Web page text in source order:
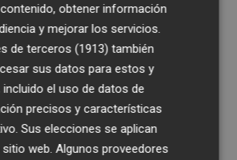
la actualidad de
en tu correo
suscribirme
obtener información
y mejorar los servicios.
de terceros (1913) también
sus datos para estos y
el uso de datos de
precisos y características
Sus elecciones se aplican
web. Algunos proveedores